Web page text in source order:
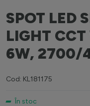
SPOT LED
LIGHT CCT
6W, 2700/
Cod: KL181175
În stoc